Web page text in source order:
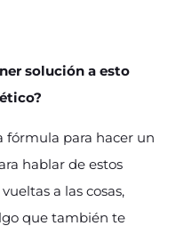
solución a esto
fórmula para hacer un
hablar de estos
a las cosas,
que también te